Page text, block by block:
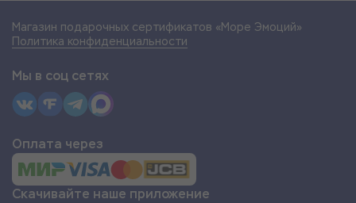
Магазин подарочных сертификатов «Море Эмоций»
Политика конфиденциальности
Мы в соц сетях
Оплата через
Скачивайте наше приложение